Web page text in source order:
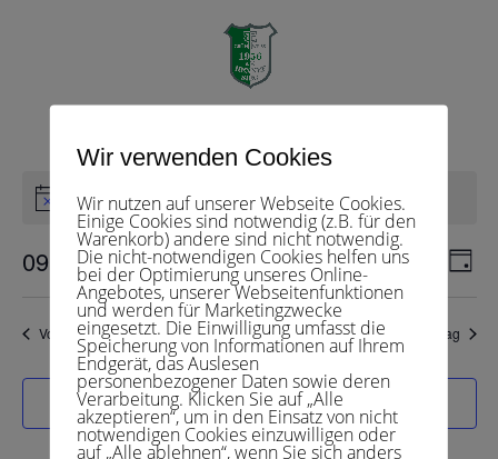
Veranstaltungen
für
9.Juli
2025
HinweisEs sind keine anstehenden Veranstaltungen vorhanden.
Suche
und
SucheTag
09.07.2025
Vorheriger Tag
Nächster Tag
Kalender abonnieren
Wir verwenden Cookies
Wir nutzen auf unserer Webseite Cookies.
Einige Cookies sind notwendig (z.B. für den
Warenkorb) andere sind nicht notwendig.
Die nicht-notwendigen Cookies helfen uns
bei der Optimierung unseres Online-
Angebotes, unserer Webseitenfunktionen
und werden für Marketingzwecke
eingesetzt. Die Einwilligung umfasst die
Speicherung von Informationen auf Ihrem
Endgerät, das Auslesen
personenbezogener Daten sowie deren
Verarbeitung. Klicken Sie auf „Alle
akzeptieren“, um in den Einsatz von nicht
notwendigen Cookies einzuwilligen oder
auf „Alle ablehnen“, wenn Sie sich anders